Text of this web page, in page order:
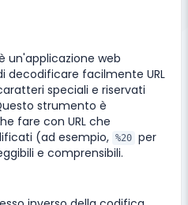
un'applicazione web
facilmente URL
speciali e riservati
strumento è
fare con URL che
(ad esempio, %20 per
e comprensibili.